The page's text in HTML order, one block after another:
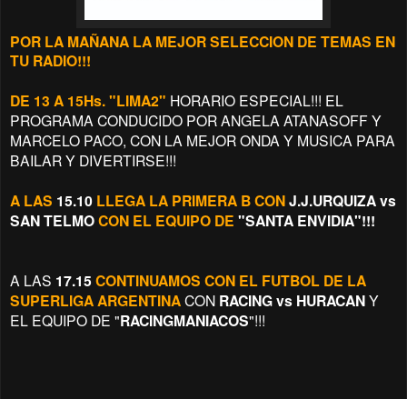
POR LA MAÑANA LA MEJOR SELECCION DE TEMAS EN
TU RADIO!!!
DE 13 A 15Hs. "LIMA2" HORARIO ESPECIAL!!! EL
PROGRAMA CONDUCIDO POR ANGELA ATANASOFF Y
MARCELO PACO, CON LA MEJOR ONDA Y MUSICA PARA
BAILAR Y DIVERTIRSE!!!
A LAS 15.10 LLEGA LA PRIMERA B CONJ.J.URQUIZA vs
SAN TELMOCON EL EQUIPO DE "SANTA ENVIDIA"!!!
A LAS 17.15 CONTINUAMOS CON EL FUTBOL DE LA
SUPERLIGAARGENTINACON RACING vs HURACANY
EL EQUIPO DE "RACINGMANIACOS"!!!